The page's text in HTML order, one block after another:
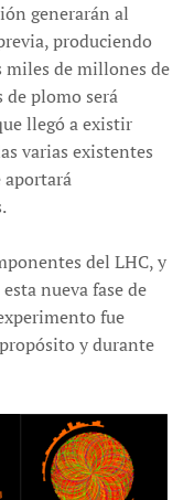
generarán al
produciendo
miles de millones de
de plomo será
llegó a existir
varias existentes
aportará
del LHC, y
nueva fase de
fue
y durante